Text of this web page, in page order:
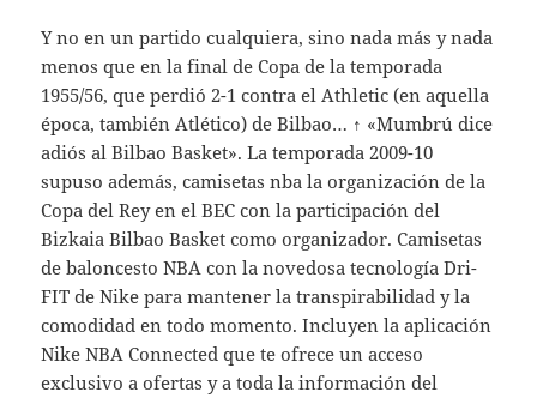
Y no en un partido cualquiera, sino nada más y nada
menos que en la final de Copa de la temporada
1955/56, que perdió 2-1 contra el Athletic (en aquella
época, también Atlético) de Bilbao… ↑ «Mumbrú dice
adiós al Bilbao Basket». La temporada 2009-10
supuso además, camisetas nba la organización de la
Copa del Rey en el BEC con la participación del
Bizkaia Bilbao Basket como organizador. Camisetas
de baloncesto NBA con la novedosa tecnología Dri-
FIT de Nike para mantener la transpirabilidad y la
comodidad en todo momento. Incluyen la aplicación
Nike NBA Connected que te ofrece un acceso
exclusivo a ofertas y a toda la información del